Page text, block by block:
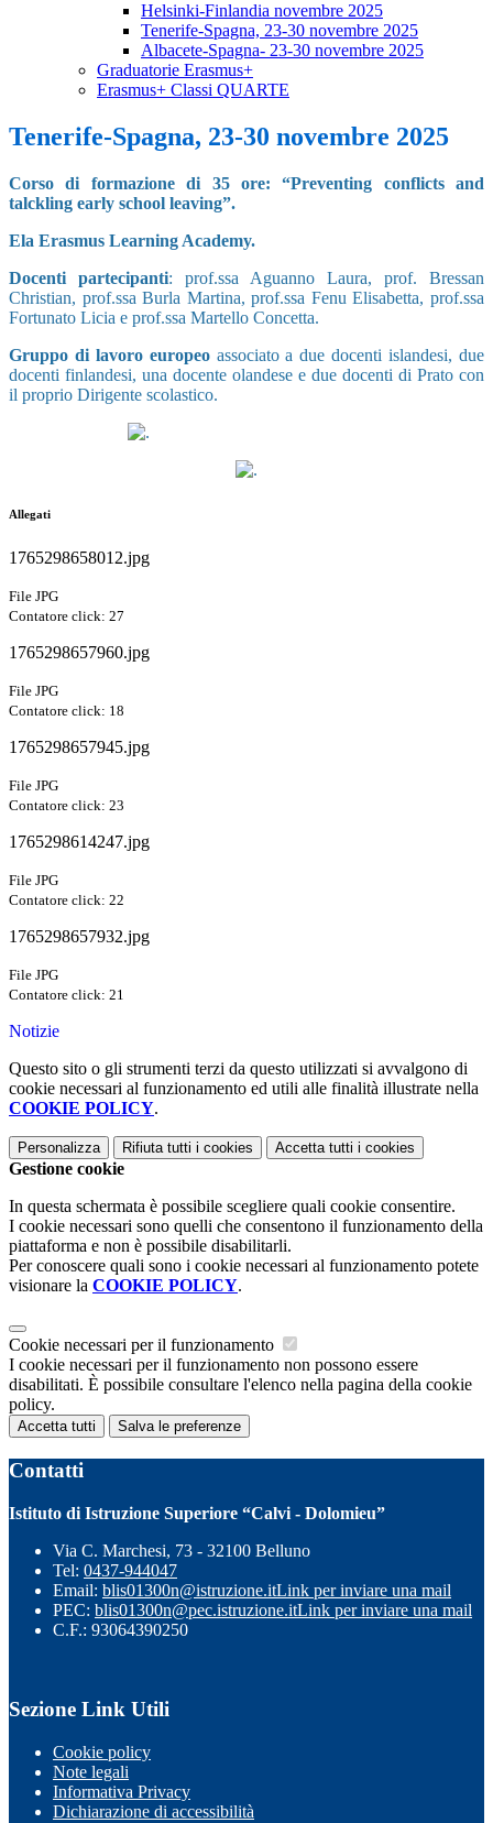
Helsinki-Finlandia novembre 2025
Tenerife-Spagna, 23-30 novembre 2025
Albacete-Spagna- 23-30 novembre 2025
Graduatorie Erasmus+
Erasmus+ Classi QUARTE
Tenerife-Spagna, 23-30 novembre 2025
Corso di formazione di 35 ore:“Preventing conflicts and
talckling early school leaving”.
Ela Erasmus Learning Academy.
Docenti partecipanti: prof.ssa Aguanno Laura, prof. Bressan
Christian, prof.ssa Burla Martina, prof.ssa Fenu Elisabetta, prof.ssa
Fortunato Licia e prof.ssa Martello Concetta.
Gruppo di lavoro europeoassociato a due docenti islandesi, due
docenti finlandesi, una docente olandese e due docenti di Prato con
il proprio Dirigente scolastico.
Allegati
1765298658012.jpg
File JPG
Contatore click: 27
1765298657960.jpg
File JPG
Contatore click: 18
1765298657945.jpg
File JPG
Contatore click: 23
1765298614247.jpg
File JPG
Contatore click: 22
1765298657932.jpg
File JPG
Contatore click: 21
Notizie
Questo sito o gli strumenti terzi da questo utilizzati si avvalgono di
cookie necessari al funzionamento ed utili alle finalità illustrate nella
COOKIE POLICY.
Personalizza Rifiuta tutti i cookies Accetta tutti i cookies
Gestione cookie
In questa schermata è possibile scegliere quali cookie consentire.
I cookie necessari sono quelli che consentono il funzionamento della
piattaforma e non è possibile disabilitarli.
Per conoscere quali sono i cookie necessari al funzionamento potete
visionare la COOKIE POLICY.
Cookie necessari per il funzionamento
I cookie necessari per il funzionamento non possono essere
disabilitati. È possibile consultare l'elenco nella pagina della cookie
policy.
Accetta tutti Salva le preferenze
Contatti
Istituto di Istruzione Superiore “Calvi - Dolomieu”
Via C. Marchesi, 73 - 32100 Belluno
Tel: 0437-944047
Email: blis01300n@istruzione.itLink per inviare una mail
PEC: blis01300n@pec.istruzione.itLink per inviare una mail
C.F.: 93064390250
Sezione Link Utili
Cookie policy
Note legali
Informativa Privacy
Dichiarazione di accessibilità